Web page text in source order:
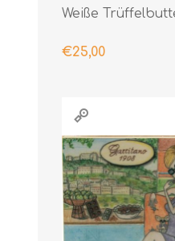
Weiße
€25,00